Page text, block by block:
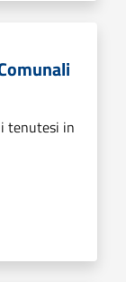
tenutesi in